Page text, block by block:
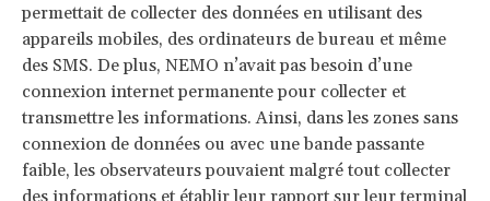
permettait de collecter des données en utilisant des
appareils mobiles, des ordinateurs de bureau et même
des SMS. De plus, NEMO n’avait pas besoin d’une
connexion internet permanente pour collecter et
transmettre les informations. Ainsi, dans les zones sans
connexion de données ou avec une bande passante
faible, les observateurs pouvaient malgré tout collecter
des informations et établir leur rapport sur leur terminal